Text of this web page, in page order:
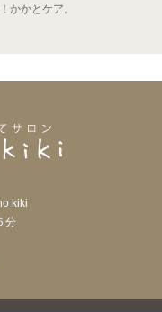
かかとケア。
kiki
分